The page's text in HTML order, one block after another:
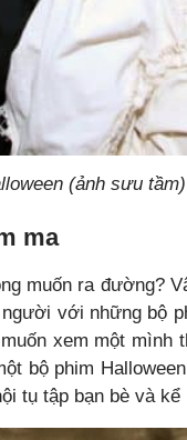
(ảnh sưu tầm)
ma
muốn ra đường?
với những bộ
xem một
bộ phim
tụ tập bạn bè và